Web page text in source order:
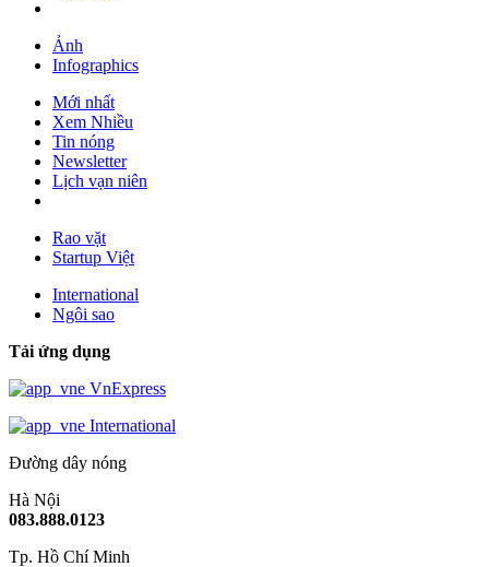
Ảnh
Infographics
Mới nhất
Xem Nhiều
Tin nóng
Newsletter
Lịch vạn niên
Rao vặt
Startup Việt
International
Ngôi sao
Tải ứng dụng
VnExpress
International
Đường dây nóng
Hà Nội
083.888.0123
Tp. Hồ Chí Minh